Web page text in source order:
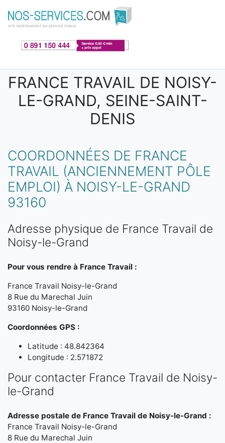
Aller au contenu principal
FRANCE TRAVAIL DE NOISY-
LE-GRAND, SEINE-SAINT-
DENIS
COORDONNÉES DE FRANCE
TRAVAIL (ANCIENNEMENT PÔLE
EMPLOI) À NOISY-LE-GRAND
93160
Adresse physique de France Travail de
Noisy-le-Grand
Pour vous rendre à France Travail :
France Travail Noisy-le-Grand
8 Rue du Marechal Juin
93160 Noisy-le-Grand
Coordonnées GPS :
Latitude : 48.842364
Longitude : 2.571872
Pour contacter France Travail de Noisy-
le-Grand
Adresse postale de France Travail de Noisy-le-Grand :
France Travail Noisy-le-Grand
8 Rue du Marechal Juin